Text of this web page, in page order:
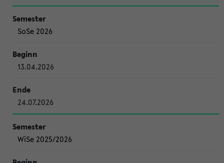
SoSe 2026
13.04.2026
24.07.2026
WiSe 2025/2026